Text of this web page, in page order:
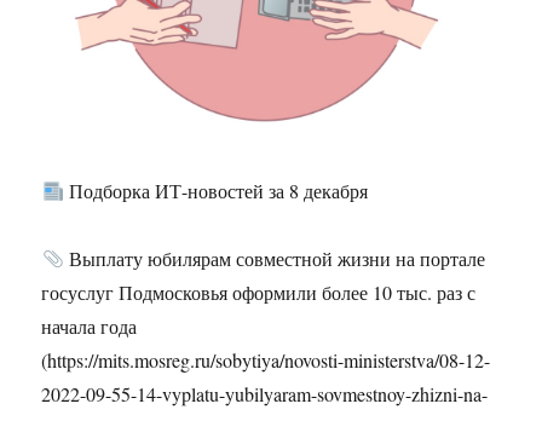
Подборка ИТ-новостей за 8 декабря
Выплату юбилярам совместной жизни на портале
госуслуг Подмосковья оформили более 10 тыс. раз с
начала года
(https://mits.mosreg.ru/sobytiya/novosti-ministerstva/08-12-
2022-09-55-14-vyplatu-yubilyaram-sovmestnoy-zhizni-na-